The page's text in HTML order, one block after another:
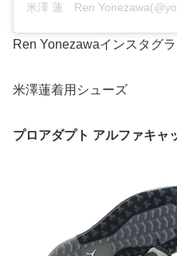
Ren Yonezawaインスタグ
米澤蓮着用シューズ
プロアダプト アルファキャ